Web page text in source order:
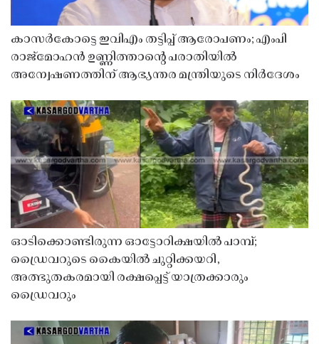
കാസർകോട്ടെ ഇവിഎം തട്ടിപ്പ് ആരോപണം; എംപി
രാജ്‌മോഹൻ ഉണ്ണിത്താന്റെ പരാതിയിൽ
അന്വേഷണത്തിന് ആഭ്യന്തര മന്ത്രിയുടെ നിർദേശം
ഓടിക്കൊണ്ടിരുന്ന ഓട്ടോറിക്ഷയിൽ പാമ്പ്;
ഡ്രൈവറുടെ കൈയിൽ ചുറ്റിക്കയറി,
അത്ഭുതകരമായി രക്ഷപ്പെട്ട് യാത്രക്കാരും
ഡ്രൈവറും